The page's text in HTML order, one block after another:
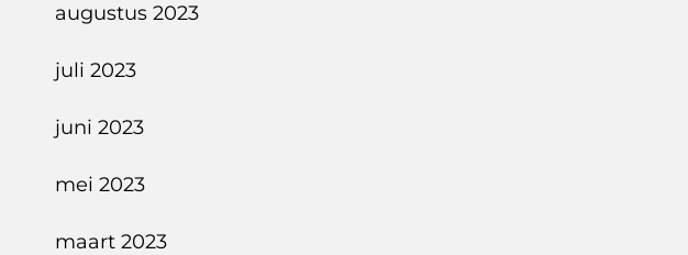
augustus 2023
juli 2023
juni 2023
mei 2023
maart 2023